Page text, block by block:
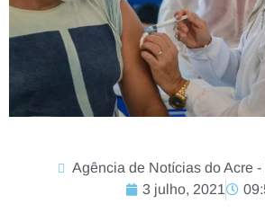
Agência de Notícias do Acre
3 julho, 2021